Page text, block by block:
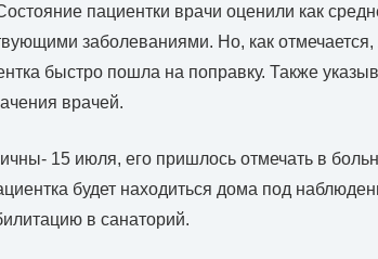
пациентки врачи оценили как
заболеваниями. Но, как
быстро пошла на поправку. Также
врачей.
15 июля, его пришлось отмечать в
будет находиться дома под
в санаторий.